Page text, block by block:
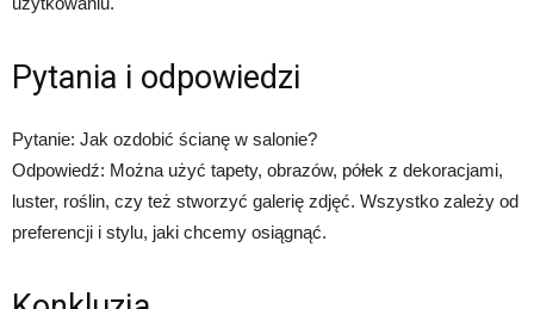
Pytania i odpowiedzi
Pytanie: Jak ozdobić ścianę w salonie?
Odpowiedź: Można użyć tapety, obrazów, półek z dekoracjami,
luster, roślin, czy też stworzyć galerię zdjęć. Wszystko zależy od
preferencji i stylu, jaki chcemy osiągnąć.